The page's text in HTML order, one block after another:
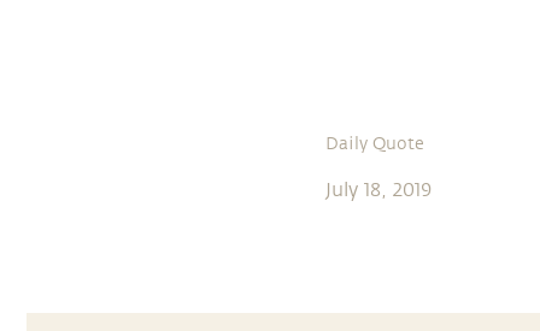
Daily Quote
July 18, 2019